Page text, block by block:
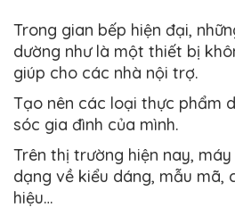
Trong gian bếp hiện đại,
dường như là một thiết bị
giúp cho các nhà nội trợ.
Tạo nên các loại thực phẩm
sóc gia đình của mình.
Trên thị trường hiện nay,
dạng về kiểu dáng, mẫu mã,
hiệu…